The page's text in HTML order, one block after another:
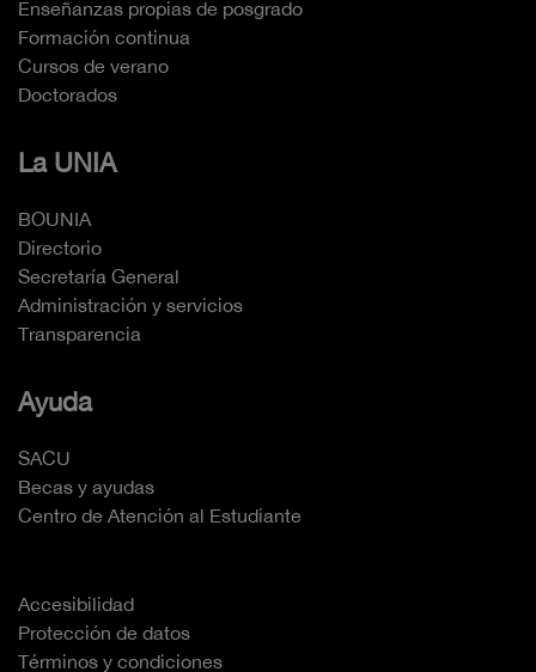
Enseñanzas propias de posgrado
Formación continua
Cursos de verano
Doctorados
La UNIA
BOUNIA
Directorio
Secretaría General
Administración y servicios
Transparencia
Ayuda
SACU
Becas y ayudas
Centro de Atención al Estudiante
Accesibilidad
Protección de datos
Términos y condiciones